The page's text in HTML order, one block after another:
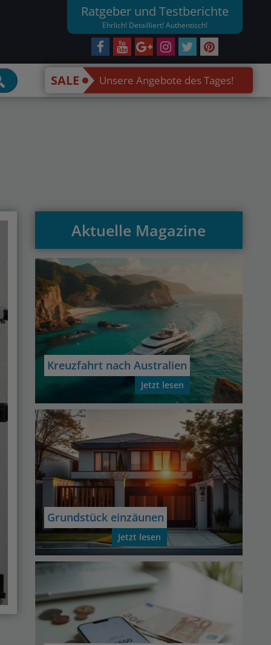
Ratgeber und Testberichte
Ehrlich! Detailliert! Authentisch!
SALE Unsere Angebote des Tages!
Aktuelle Magazine
Kreuzfahrt nach Australien
Jetzt lesen
Grundstück einzäunen
Jetzt lesen